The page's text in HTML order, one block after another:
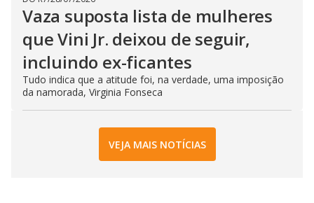
Vaza suposta lista de mulheres
que Vini Jr. deixou de seguir,
incluindo ex-ficantes
Tudo indica que a atitude foi, na verdade, uma imposição
da namorada, Virginia Fonseca
VEJA MAIS NOTÍCIAS